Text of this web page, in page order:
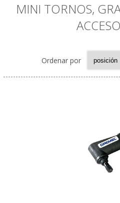
MINI TORNOS,
Ordenar por